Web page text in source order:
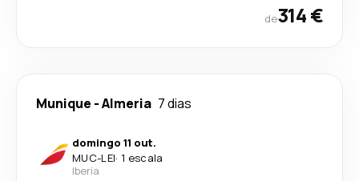
de314 €
Munique -Almeria 7 dias
domingo 11 out.
MUC-LEI· 1 escala
Iberia